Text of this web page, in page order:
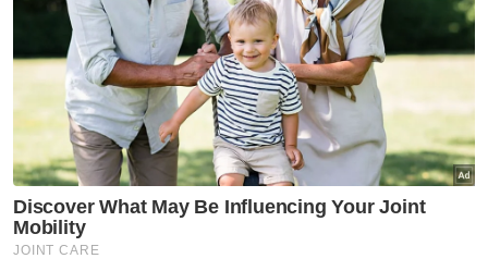
Kemalangan
Keselamatan
Tular
Kerajaan & Polisi
Simpang Renggam